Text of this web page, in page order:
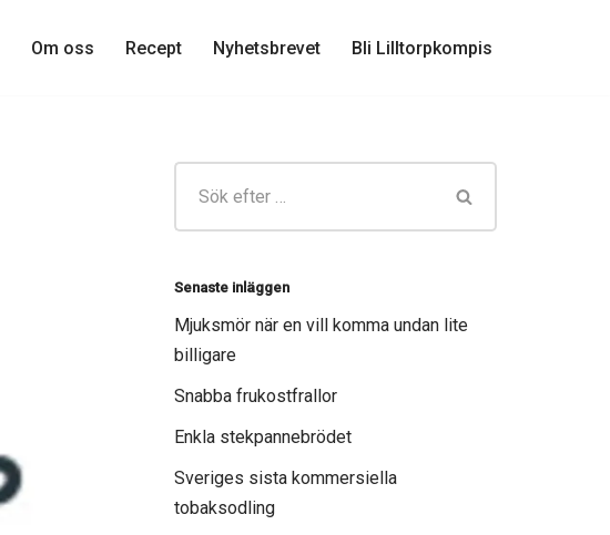
Om oss Recept Nyhetsbrevet Bli Lilltorpkompis
Senaste inläggen
Mjuksmör när en vill komma undan lite
billigare
Snabba frukostfrallor
Enkla stekpannebrödet
Sveriges sista kommersiella
tobaksodling